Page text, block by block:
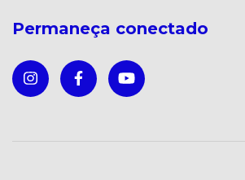
Permaneça conectado